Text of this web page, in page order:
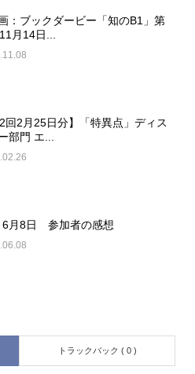
：ブックダービー「知のB1」第
月14日...
回2月25日分】「特異点」ディス
部門 エ...
6月8日 参加者の感想
トラックバック ( 0 )